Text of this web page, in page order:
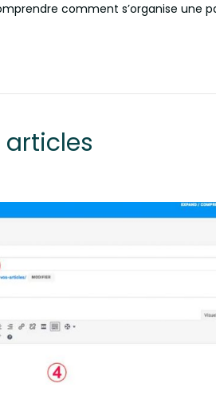
comment s’organise une
articles